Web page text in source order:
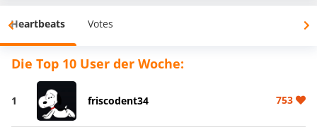
Heartbeats Votes
Die Top 10 User der Woche:
1 friscodent34 753